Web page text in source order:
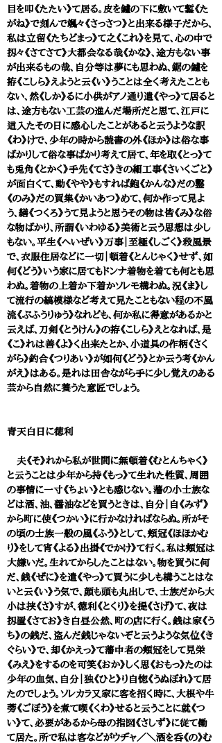
目を叩《たたい》て居る。皮を鑢の下に敷いて鏨《た
がね》で刻んで颯々《さっさつ》と出来る様子だから、
私は立留《たちどまっ》て之《これ》を見て、心の中で
扨々《さてさて》大都会なる哉《かな》、途方もない事
が出来るもの哉、自分等は夢にも思わぬ、鋸の鑢を
拵《こしら》えようと云《い》うことは全く考えたことも
ない、然《しか》るに小供がアノ通り遣《やっ》て居ると
は、途方もない工芸の進んだ場所だと思て、江戸に
這入たその日に感心したことがあると云うような訳
《わ》けで、少年の時から読書の外《ほか》は俗な事
ばかりして俗な事ばかり考えて居て、年を取《とっ》て
も兎角《とかく》手先《てさ》きの細工事《さいくごと》
が面白くて、動《やや》もすれば鉋《かんな》だの鑿
《のみ》だの買集《かいあつ》めて、何か作って見よ
う、繕《つくろ》うて見ようと思うその物は皆《み》な俗
な物ばかり、所謂《いわゆる》美術と云う思想は少し
もない。平生《へいぜい》万事｜至極《しごく》殺風景
で、衣服住居などに一切｜頓着《とんじゃく》せず、如
何《どう》いう家に居てもドンナ着物を着ても何とも思
わぬ。着物の上着か下着かソレモ構わぬ。況《ま》し
て流行の縞模様など考えて見たこともない程の不風
流《ぶふうりゅう》なれども、何か私に得意があるかと
云えば、刀剣《とうけん》の拵《こしら》えとなれば、是
《こ》れは善《よ》く出来たとか、小道具の作柄《さく
がら》釣合《つりあい》が如何《どう》とか云う考《かん
がえ》はある。是れは田舎ながら手に少し覚えのある
芸から自然に養うた意匠でしょう。
青天白日に徳利
夫《そ》れから私が世間に無頓着《むとんちゃく》
と云うことは少年から持《もっ》て生れた性質、周囲
の事情に一寸《ちょい》とも感じない。藩の小士族な
どは酒、油、醤油などを買うときは、自分｜自《みず》
から町に使《つかい》に行かなければならぬ。所がそ
の頃の士族一般の風《ふう》として、頬冠《ほほかむ
り》をして宵《よる》出掛《でかけ》て行く。私は頬冠は
大嫌いだ。生れてからしたことはない。物を買うに何
だ、銭《ぜに》を遣《やっ》て買うに少しも構うことはな
いと云《い》う気で、顔も頭も丸出しで、士族だから大
小は挟《さ》すが、徳利《とくり》を提《さげ》て、夜は
扨置《さてお》き白昼公然、町の店に行く。銭は家《う
ち》の銭だ、盗んだ銭じゃないぞと云うような気位《き
ぐらい》で、却《かえっ》て藩中者の頬冠をして見栄
《みえ》をするのを可笑《おか》しく思《おもっ》たのは
少年の血気、自分｜独《ひと》り自惚《うぬぼれ》て居
たのでしょう。ソレカラ又家に客を招く時に、大根や牛
蒡《ごぼう》を煮て喫《くわ》せると云うことに就《つ
い》て、必要があるから母の指図《さしず》に従て働
て居た。所で私は客などがウヂャ／＼酒を呑《の》む